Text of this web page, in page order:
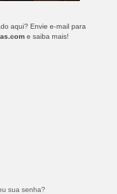
aqui? Envie e-mail para
e saiba mais!
sua senha?